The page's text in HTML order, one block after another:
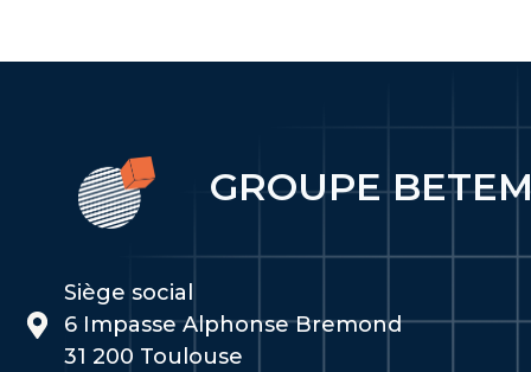
GROUPE
Siège social
6 Impasse Alphonse Bremond
31 200 Toulouse